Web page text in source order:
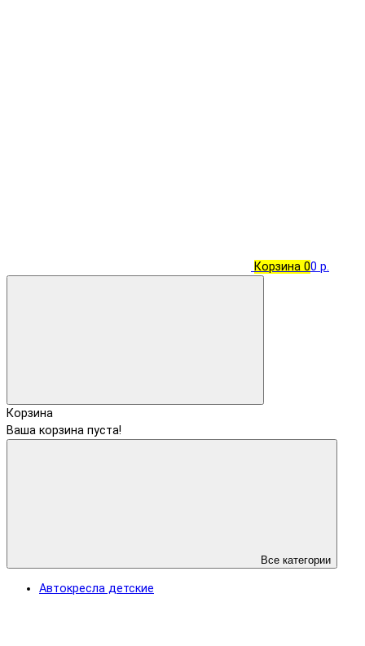
Корзина 00 р.
Корзина
Ваша корзина пуста!
Все категории
Автокресла детские